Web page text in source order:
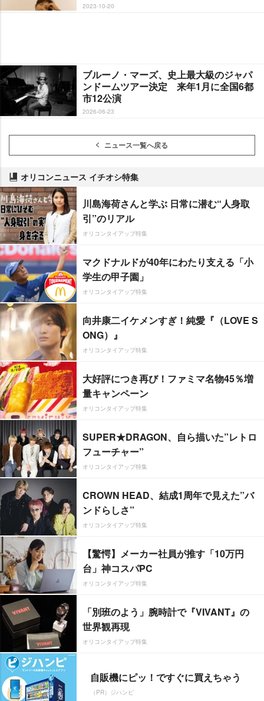
2023-10-20
ブルーノ・マーズ、史上最大級のジャパ
ンドームツアー決定 来年1月に全国6都
市12公演
2026-06-23
ニュース一覧へ戻る
オリコンニュース イチオシ特集
川島海荷さんと学ぶ 日常に潜む“人身取
引”のリアル
オリコンタイアップ特集
マクドナルドが40年にわたり支える「小
学生の甲子園」
オリコンタイアップ特集
向井康二イケメンすぎ！純愛『（LOVE S
ONG）』
オリコンタイアップ特集
大好評につき再び！ファミマ名物45％増
量キャンペーン
オリコンタイアップ特集
SUPER★DRAGON、自ら描いた”レトロ
フューチャー”
オリコンタイアップ特集
CROWN HEAD、結成1周年で見えた”バ
ンドらしさ”
オリコンタイアップ特集
【驚愕】メーカー社員が推す「10万円
台」神コスパPC
オリコンタイアップ特集
「別班のよう」腕時計で『VIVANT』の
世界観再現
オリコンタイアップ特集
自販機にピッ！ですぐに買えちゃう
（PR）ジハンピ